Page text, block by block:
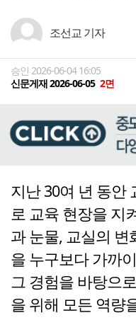
조선교 기자
승인 2026-06-04 16:05
신문게재 2026-06-05 2면
지난 30여 년 동안
로 교육 현장을 지
과 눈물, 교실의 변
을 누구보다 가까
그 경험을 바탕으
을 위해 모든 역량